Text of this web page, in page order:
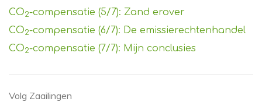
CO2-compensatie (5/7): Zand erover
CO2-compensatie (6/7): De emissierechtenhandel
CO2-compensatie (7/7): Mijn conclusies
Volg Zaailingen